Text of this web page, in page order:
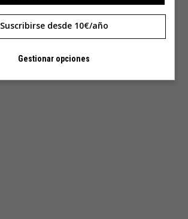
Suscribirse desde 10€/año
Gestionar opciones